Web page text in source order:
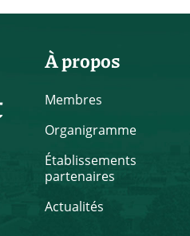
À propos
Membres
Organigramme
Établissements
partenaires
Actualités